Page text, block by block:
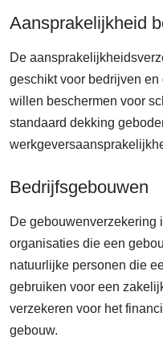
Aansprakelijkheid
De
geschikt voor bedrijven
willen beschermen voor
standaard dekking
Bedrijfsgebouwen
De gebouwenverzekering
organisaties die een
natuurlijke personen die
gebruiken voor een
verzekeren voor het
gebouw.